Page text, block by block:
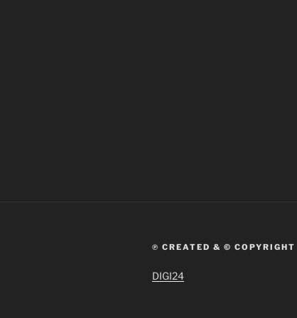
℗ CREATED & © COPYRIGHT
DIGI24